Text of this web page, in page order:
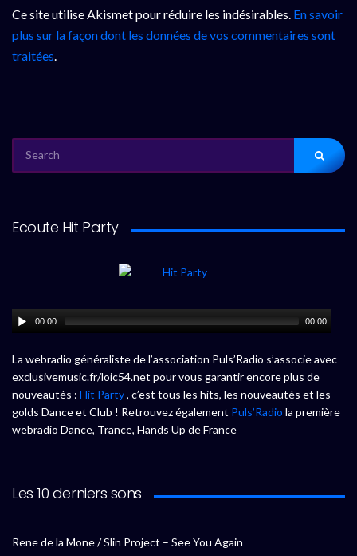
Ce site utilise Akismet pour réduire les indésirables. En savoir
plus sur la façon dont les données de vos commentaires sont
traitées.
FOR:
Ecoute Hit Party
00:00 00:00
La webradio généraliste de l’association Puls’Radio s’associe avec
exclusivemusic.fr/loic54.net pour vous garantir encore plus de
nouveautés : Hit Party, c’est tous les hits, les nouveautés et les
golds Dance et Club ! Retrouvez également Puls’Radio la première
webradio Dance, Trance, Hands Up de France
Les 10 derniers sons
Rene de la Mone / Slin Project – See You Again